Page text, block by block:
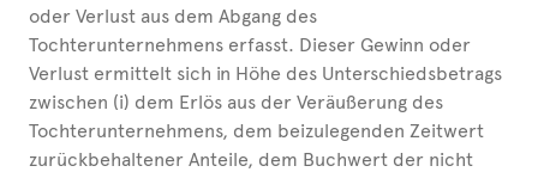
oder Verlust aus dem Abgang des
Tochterunternehmens erfasst. Dieser Gewinn oder
Verlust ermittelt sich in Höhe des Unterschiedsbetrags
zwischen (i) dem Erlös aus der Veräußerung des
Tochterunternehmens, dem beizulegenden Zeitwert
zurückbehaltener Anteile, dem Buchwert der nicht